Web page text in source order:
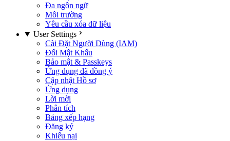
Đa ngôn ngữ
Môi trường
Yêu cầu xóa dữ liệu
User Settings
Cài Đặt Người Dùng (IAM)
Đổi Mật Khẩu
Bảo mật & Passkeys
Ứng dụng đã đồng ý
Cập nhật Hồ sơ
Ứng dụng
Lời mời
Phân tích
Bảng xếp hạng
Đăng ký
Khiếu nại